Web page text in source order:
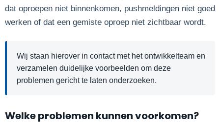
dat oproepen niet binnenkomen, pushmeldingen niet goed
werken of dat een gemiste oproep niet zichtbaar wordt.
Wij staan hierover in contact met het ontwikkelteam en
verzamelen duidelijke voorbeelden om deze
problemen gericht te laten onderzoeken.
Welke problemen kunnen voorkomen?